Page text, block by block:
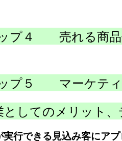
プ４ 売れる商品
プ５ マーケテ
としてのメリット
実行できる見込み客にア